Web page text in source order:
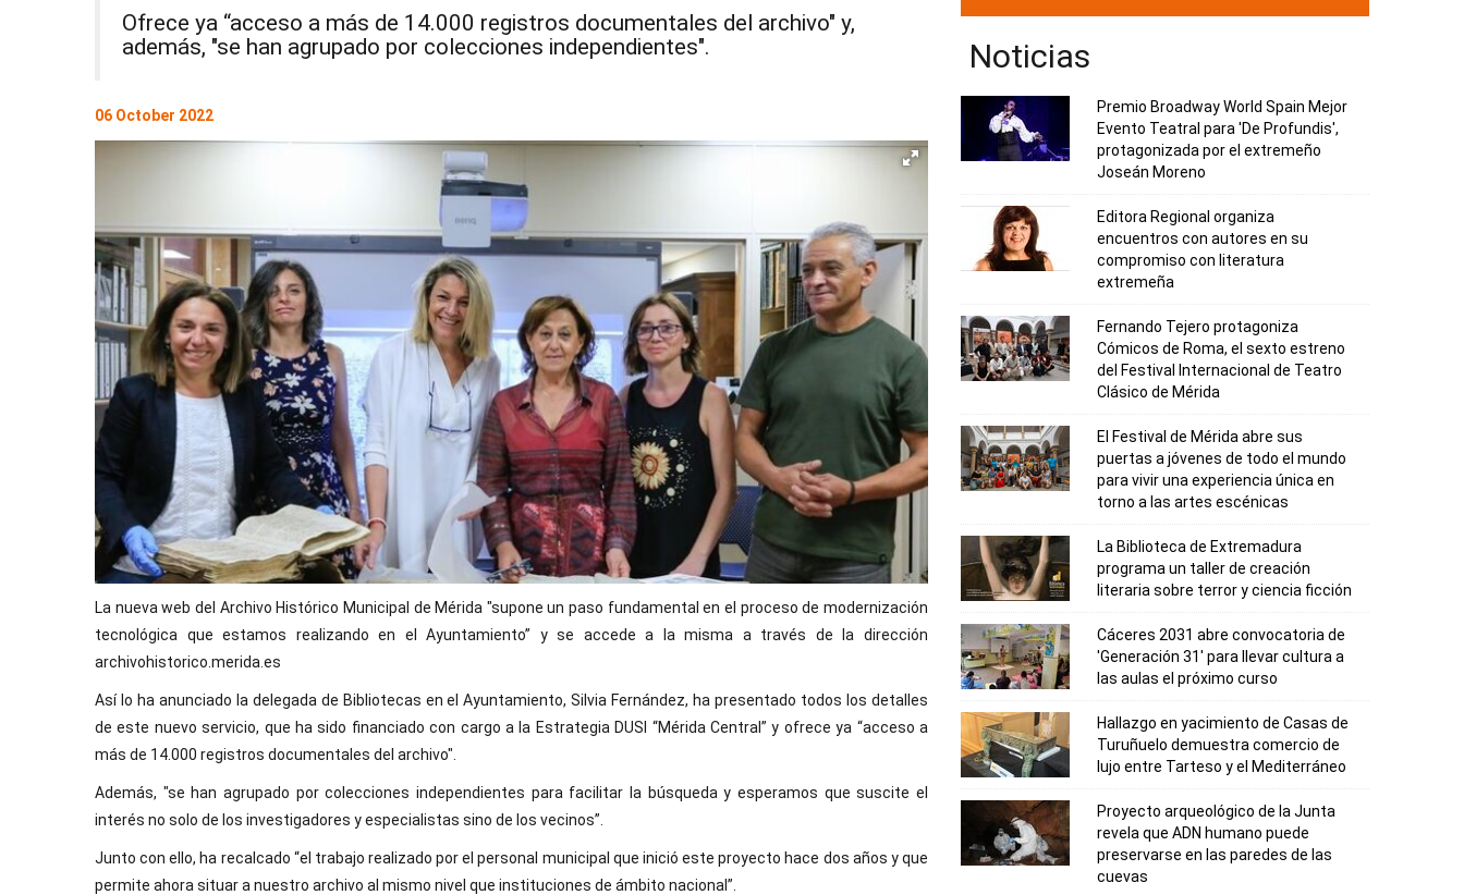
Ofrece ya “acceso a más de 14.000 registros documentales del archivo" y,
además, "se han agrupado por colecciones independientes".
06 October 2022
La nueva web del Archivo Histórico Municipal de Mérida "supone un paso fundamental en el proceso de modernización
tecnológica que estamos realizando en el Ayuntamiento” y se accede a la misma a través de la dirección
archivohistorico.merida.es
Así lo ha anunciado la delegada de Bibliotecas en el Ayuntamiento, Silvia Fernández, ha presentado todos los detalles
de este nuevo servicio, que ha sido financiado con cargo a la Estrategia DUSI “Mérida Central” y ofrece ya “acceso a
más de 14.000 registros documentales del archivo".
Además, "se han agrupado por colecciones independientes para facilitar la búsqueda y esperamos que suscite el
interés no solo de los investigadores y especialistas sino de los vecinos”.
Junto con ello, ha recalcado “el trabajo realizado por el personal municipal que inició este proyecto hace dos años y que
permite ahora situar a nuestro archivo al mismo nivel que instituciones de ámbito nacional”.
Noticias
Premio Broadway World Spain Mejor
Evento Teatral para 'De Profundis',
protagonizada por el extremeño
Joseán Moreno
Editora Regional organiza
encuentros con autores en su
compromiso con literatura
extremeña
Fernando Tejero protagoniza
Cómicos de Roma, el sexto estreno
del Festival Internacional de Teatro
Clásico de Mérida
El Festival de Mérida abre sus
puertas a jóvenes de todo el mundo
para vivir una experiencia única en
torno a las artes escénicas
La Biblioteca de Extremadura
programa un taller de creación
literaria sobre terror y ciencia ficción
Cáceres 2031 abre convocatoria de
'Generación 31' para llevar cultura a
las aulas el próximo curso
Hallazgo en yacimiento de Casas de
Turuñuelo demuestra comercio de
lujo entre Tarteso y el Mediterráneo
Proyecto arqueológico de la Junta
revela que ADN humano puede
preservarse en las paredes de las
cuevas